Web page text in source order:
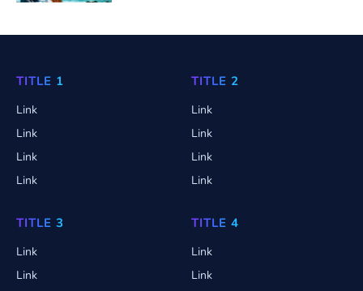
TITLE 1
Link
Link
Link
Link
TITLE 2
Link
Link
Link
Link
TITLE 3
Link
Link
TITLE 4
Link
Link